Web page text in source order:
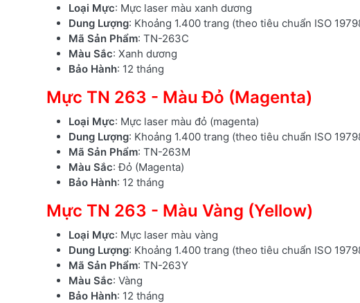
Loại Mực: Mực laser màu xanh dương
Dung Lượng: Khoảng 1.400 trang (theo tiêu chuẩn ISO
Mã Sản Phẩm: TN-263C
Màu Sắc: Xanh dương
Bảo Hành: 12 tháng
Mực TN 263 - Màu Đỏ (Magenta)
Loại Mực: Mực laser màu đỏ (magenta)
Dung Lượng: Khoảng 1.400 trang (theo tiêu chuẩn ISO
Mã Sản Phẩm: TN-263M
Màu Sắc: Đỏ (Magenta)
Bảo Hành: 12 tháng
Mực TN 263 - Màu Vàng (Yellow)
Loại Mực: Mực laser màu vàng
Dung Lượng: Khoảng 1.400 trang (theo tiêu chuẩn ISO
Mã Sản Phẩm: TN-263Y
Màu Sắc: Vàng
Bảo Hành: 12 tháng